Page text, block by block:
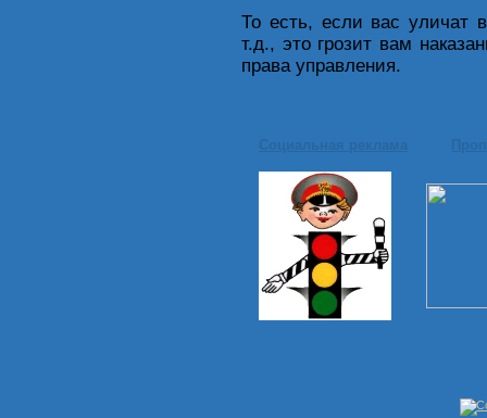
То есть, если вас уличат
т.д., это грозит вам
права управления.